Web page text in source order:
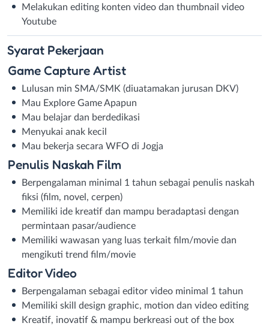
Melakukan editing konten video dan thumbnail video
Youtube
Syarat Pekerjaan
Game Capture Artist
Lulusan min SMA/SMK (diuatamakan jurusan DKV)
Mau Explore Game Apapun
Mau belajar dan berdedikasi
Menyukai anak kecil
Mau bekerja secara WFO di Jogja
Penulis Naskah Film
Berpengalaman minimal 1 tahun sebagai penulis naskah
fiksi (film, novel, cerpen)
Memiliki ide kreatif dan mampu beradaptasi dengan
permintaan pasar/audience
Memiliki wawasan yang luas terkait film/movie dan
mengikuti trend film/movie
Editor Video
Berpengalaman sebagai editor video minimal 1 tahun
Memiliki skill design graphic, motion dan video editing
Kreatif, inovatif & mampu berkreasi out of the box